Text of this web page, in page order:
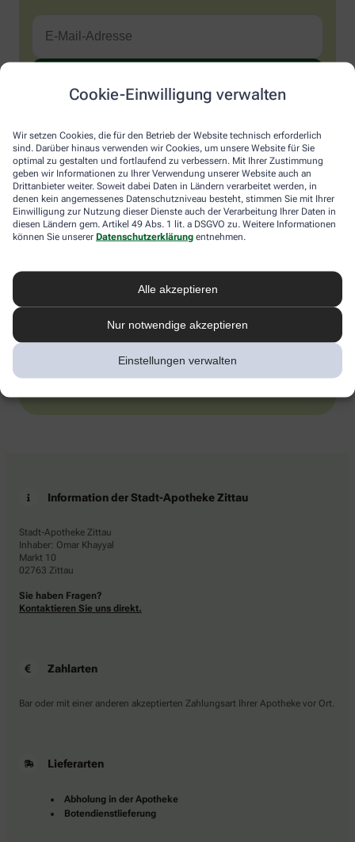
Cookie-Einwilligung verwalten
Wir setzen Cookies, die für den Betrieb der Website technisch erforderlich
sind. Darüber hinaus verwenden wir Cookies, um unsere Website für Sie
optimal zu gestalten und fortlaufend zu verbessern. Mit Ihrer Zustimmung
geben wir Informationen zu Ihrer Verwendung unserer Website auch an
Drittanbieter weiter. Soweit dabei Daten in Ländern verarbeitet werden, in
denen kein angemessenes Datenschutzniveau besteht, stimmen Sie mit Ihrer
Einwilligung zur Nutzung dieser Dienste auch der Verarbeitung Ihrer Daten in
diesen Ländern gem. Artikel 49 Abs. 1 lit. a DSGVO zu. Weitere Informationen
können Sie unserer Datenschutzerklärung entnehmen.
Alle akzeptieren
Nur notwendige akzeptieren
Einstellungen verwalten
Sie
ein
Mensch?
Dann
wählen
Sie
bitte
den
1 2 3
Ich möchte den im Namen meiner Apotheke versandten News-
Service abonnieren, der von der Alliance Healthcare Deutschland
GmbH (AHD) angeboten wird. Hiermit willige ich ein, dass AHD
meine E-Mail-Adresse zum Versand des News-Service
verarbeitet. AHD setzt für den Versand und die Analyse des
Newsletters den Dienstleister Emarsys ein. Die Einwilligung
Datenverarbeitung finden sich in derDatenschutzerklärung
AHD.
31.12.2026. Mindestbestellwert: 50,00 €. Gültig auf das
gesamte Sortiment, ausgeschlossen rezeptpflichtige Produkte.
Information der Stadt-Apotheke Zittau
Stadt-Apotheke Zittau
Inhaber: Omar Khayyal
Markt 10
02763 Zittau
Sie haben Fragen?
Kontaktieren Sie uns direkt.
Zahlarten
Bar oder mit einer anderen akzeptierten Zahlungsart Ihrer Apotheke vor Ort.
Lieferarten
Abholung in der Apotheke
Botendienstlieferung